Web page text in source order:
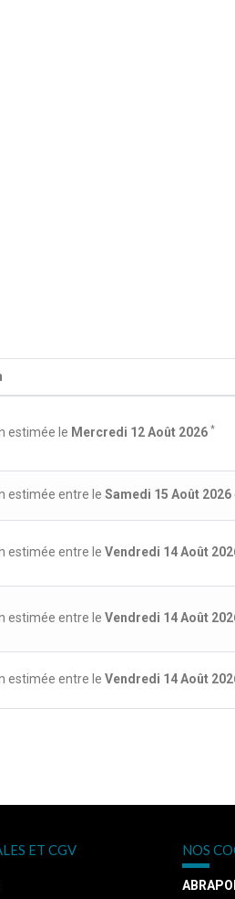
estimée le Mercredi 12 Août 2026 *
estimée entre le Samedi 15 Août 2026
estimée entre le Vendredi 14 Août
estimée entre le Vendredi 14 Août
estimée entre le Vendredi 14 Août
ET CGV NOS